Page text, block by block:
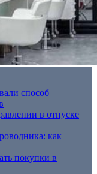
способ
в отпуске
как
покупки в